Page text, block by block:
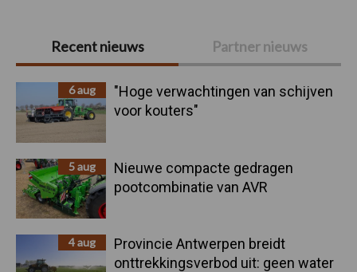
Primaire
Sidebar
Recent nieuws Partner nieuws
6 aug
"Hoge verwachtingen van schijven
voor kouters"
5 aug
Nieuwe compacte gedragen
pootcombinatie van AVR
4 aug
Provincie Antwerpen breidt
onttrekkingsverbod uit: geen water